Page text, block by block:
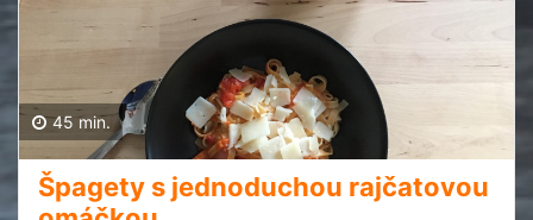
45 min.
Špagety s jednoduchou rajčatovou